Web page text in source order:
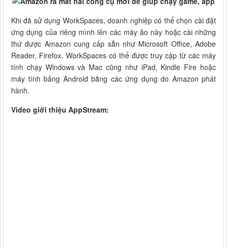
Khi đã sử dụng WorkSpaces, doanh nghiệp có thể chọn cài đặt
ứng dụng của riêng mình lên các máy ảo này hoặc cài những
thứ được Amazon cung cấp sẵn như Microsoft Office, Adobe
Reader, Firefox. WorkSpaces có thể được truy cập từ các máy
tính chạy Windows và Mac cũng như iPad, Kindle Fire hoặc
máy tính bảng Android bằng các ứng dụng do Amazon phát
hành.
Video giới thiệu AppStream: